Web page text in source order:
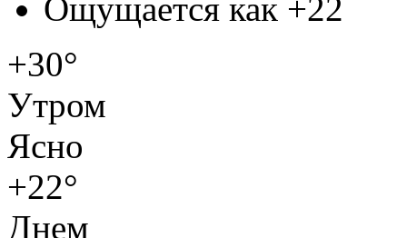
Ощущается как +22
+30°
Утром
Ясно
+22°
Днем